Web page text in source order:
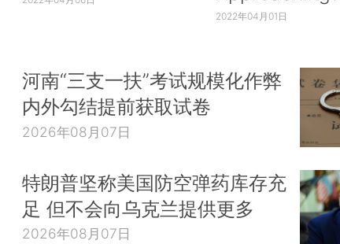
2022年04月01日
河南“三支一扶”考试规模化作弊
内外勾结提前获取试卷
2026年08月07日
特朗普坚称美国防空弹药库存充
足 但不会向乌克兰提供更多
2026年08月07日